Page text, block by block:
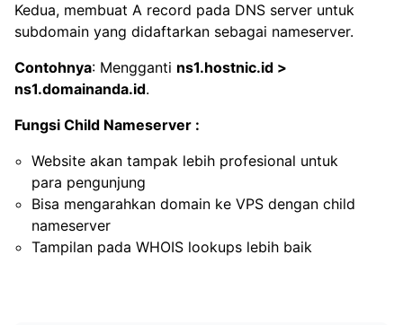
Kedua, membuat A record pada DNS server untuk
subdomain yang didaftarkan sebagai nameserver.
Contohnya: Mengganti ns1.hostnic.id >
ns1.domainanda.id.
Fungsi Child Nameserver :
Website akan tampak lebih profesional untuk
para pengunjung
Bisa mengarahkan domain ke VPS dengan child
nameserver
Tampilan pada WHOIS lookups lebih baik